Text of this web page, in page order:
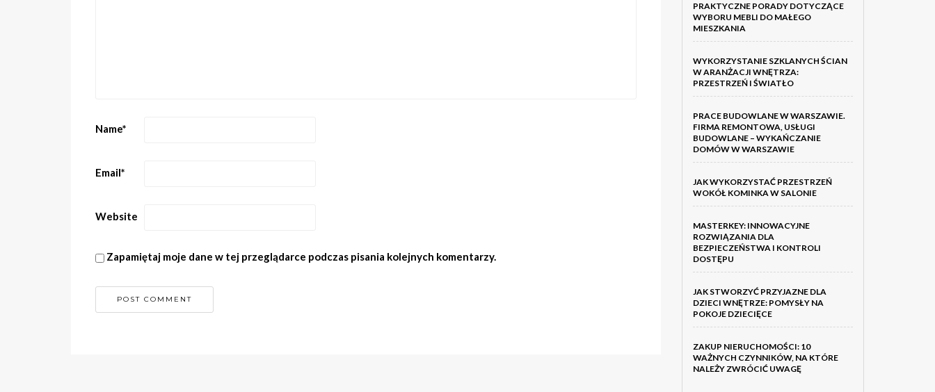
Name*
Email*
Website
Zapamiętaj moje dane w tej przeglądarce podczas pisania kolejnych komentarzy.
PRAKTYCZNE PORADY DOTYCZĄCE
WYBORU MEBLI DO MAŁEGO
MIESZKANIA
WYKORZYSTANIE SZKLANYCH ŚCIAN
W ARANŻACJI WNĘTRZA:
PRZESTRZEŃ I ŚWIATŁO
PRACE BUDOWLANE W WARSZAWIE.
FIRMA REMONTOWA, USŁUGI
BUDOWLANE – WYKAŃCZANIE
DOMÓW W WARSZAWIE
JAK WYKORZYSTAĆ PRZESTRZEŃ
WOKÓŁ KOMINKA W SALONIE
MASTERKEY: INNOWACYJNE
ROZWIĄZANIA DLA
BEZPIECZEŃSTWA I KONTROLI
DOSTĘPU
JAK STWORZYĆ PRZYJAZNE DLA
DZIECI WNĘTRZE: POMYSŁY NA
POKOJE DZIECIĘCE
ZAKUP NIERUCHOMOŚCI: 10
WAŻNYCH CZYNNIKÓW, NA KTÓRE
NALEŻY ZWRÓCIĆ UWAGĘ